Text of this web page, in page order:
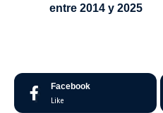
entre 2014 y 2025
Facebook
Like